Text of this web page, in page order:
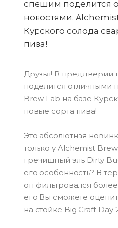
спешим поделится
новостями.
Курского солода
пива!
Друзья! В преддверии
поделится отличными
Brew Lab на базе
новые сорта пива!
Это абсолютная
только у Alchemist
гречишный эль Dirty
его особенность? В
он фильтровался
его Вы сможете
на стойке Big Craft Day